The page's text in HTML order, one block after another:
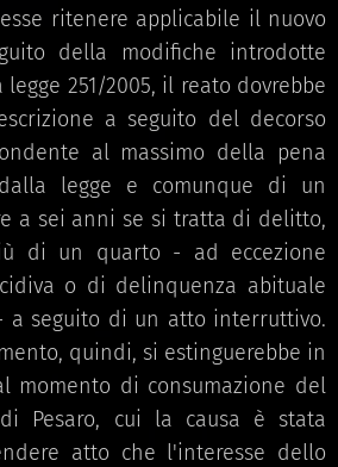
ritenere applicabile il nuovo
della modifiche introdotte
251/2005, il reato dovrebbe
a seguito del decorso
al massimo della pena
legge e comunque di un
a sei anni se si tratta di delitto,
di un quarto - ad eccezione
o di delinquenza abituale
a seguito di un atto interruttivo.
quindi, si estinguerebbe in
momento di consumazione del
Pesaro, cui la causa è stata
atto che l'interesse dello